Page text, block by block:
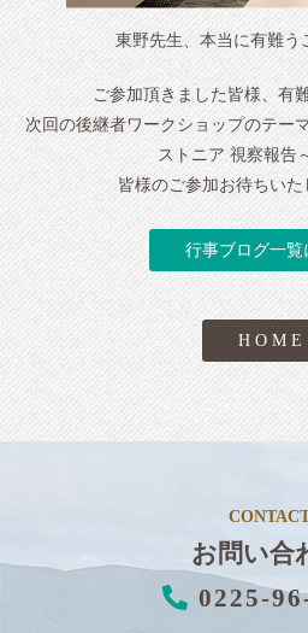
東野先生、本当に有難う
ご参加頂きました皆様、有
次回の後継者ワークショップのテー
ストニア 視察報告
皆様のご参加お待ちいた
行事ブログ一覧
H O M E
お問い合
0225-